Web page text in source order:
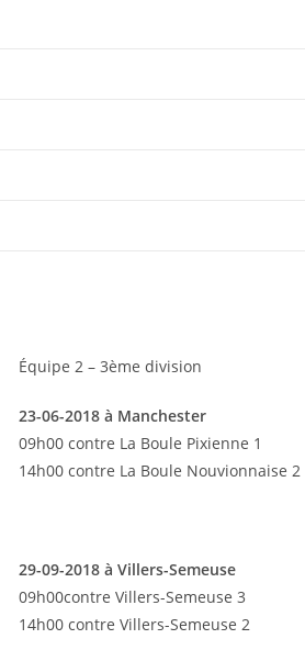
Équipe 2 – 3ème division
23-06-2018 à Manchester
09h00 contre La Boule Pixienne 1
14h00 contre La Boule Nouvionnaise 2
29-09-2018 à Villers-Semeuse
09h00contre Villers-Semeuse 3
14h00 contre Villers-Semeuse 2